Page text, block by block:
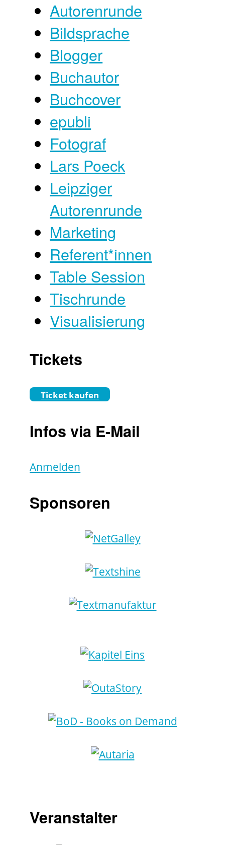
Autorenrunde
Bildsprache
Blogger
Buchautor
Buchcover
epubli
Fotograf
Lars Poeck
Leipziger
Autorenrunde
Marketing
Referent*innen
Table Session
Tischrunde
Visualisierung
Tickets
Ticket kaufen
Infos via E-Mail
Anmelden
Sponsoren
Veranstalter